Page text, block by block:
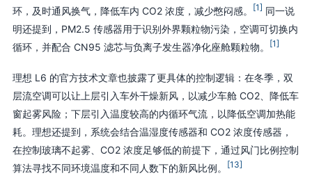
环，及时通风换气，降低车内 CO2 浓度，减少憋闷感。
[1] 同一说
明还提到，PM2.5 传感器用于识别外界颗粒物污染，空调可切换内
循环，并配合 CN95 滤芯与负离子发生器净化座舱颗粒物。
[1]
理想 L6 的官方技术文章也披露了更具体的控制逻辑：在冬季，双
层流空调可以让上层引入车外干燥新风，以减少车舱 CO2、降低车
窗起雾风险；下层引入温度较高的内循环气流，以降低空调加热能
耗。理想还提到，系统会结合温湿度传感器和 CO2 浓度传感器，
在控制玻璃不起雾、CO2 浓度足够低的前提下，通过风门比例控制
算法寻找不同环境温度和不同人数下的新风比例。
[13]